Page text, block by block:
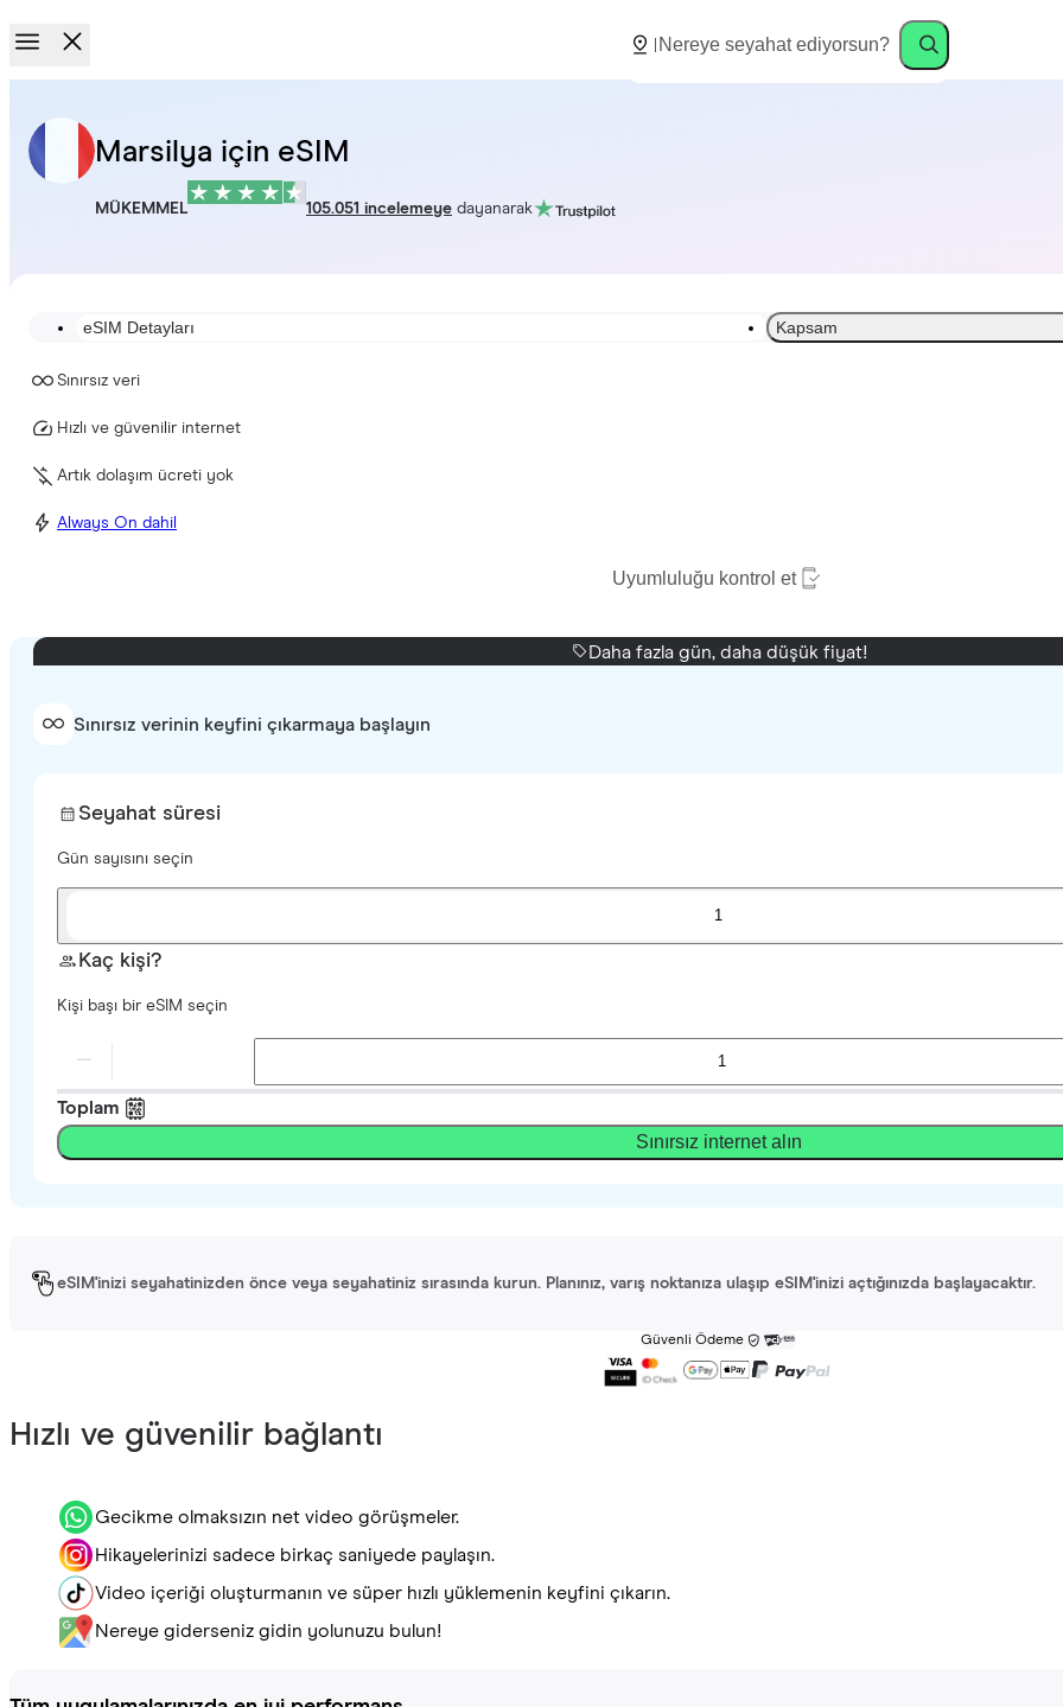
Marsilya için eSIM
MÜKEMMEL 105.051 incelemeye dayanarak
eSIM Detayları Kapsam
Sınırsız veri
Hızlı ve güvenilir internet
Artık dolaşım ücreti yok
Always On dahil
Uyumluluğu kontrol et
Daha fazla gün, daha düşük fiyat!
Sınırsız verinin keyfini çıkarmaya başlayın
Seyahat süresi
Gün sayısını seçin
1
Kaç kişi?
Kişi başı bir eSIM seçin
Toplam
Sınırsız internet alın
eSIM'inizi seyahatinizden önce veya seyahatiniz sırasında kurun. Planınız, varış noktanıza ulaşıp eSIM'inizi açtığınızda başlayacaktır.
Güvenli Ödeme
Hızlı ve güvenilir bağlantı
Gecikme olmaksızın net video görüşmeler.
Hikayelerinizi sadece birkaç saniyede paylaşın.
Video içeriği oluşturmanın ve süper hızlı yüklemenin keyfini çıkarın.
Nereye giderseniz gidin yolunuzu bulun!